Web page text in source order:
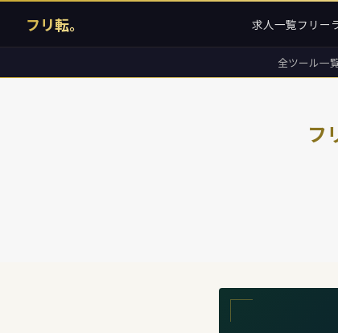
フリ転。 求人一覧フリー
全ツール一
フ